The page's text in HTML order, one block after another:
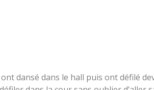
dansé dans le hall puis ont défilé